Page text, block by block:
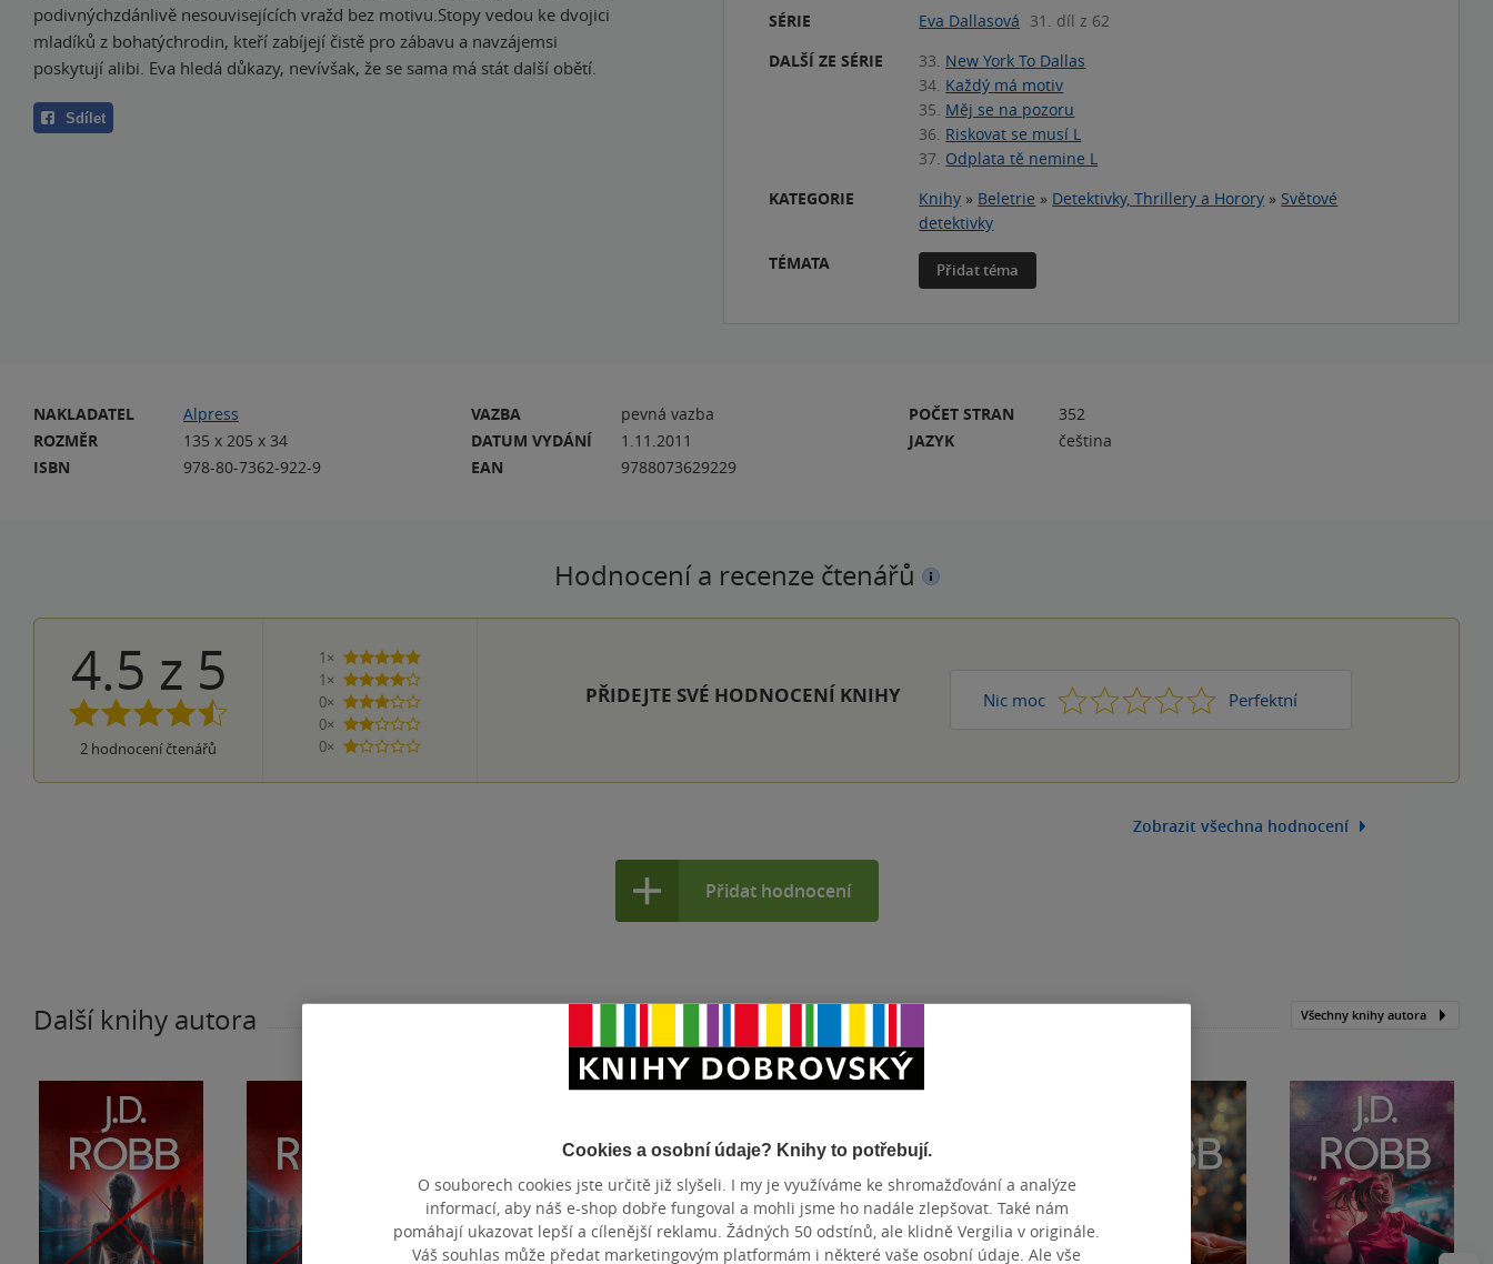
podivnýchzdánlivě nesouvisejících vražd bez motivu.Stopy vedou ke dvojici
mladíků z bohatýchrodin, kteří zabíjejí čistě pro zábavu a navzájemsi
poskytují alibi. Eva hledá důkazy, nevívšak, že se sama má stát další obětí.
Sdílet
SÉRIE Eva Dallasová 31. díl z 62
DALŠÍ ZE SÉRIE
33. New York To Dallas
34. Každý má motiv
35. Měj se na pozoru
36. Riskovat se musí L
37. Odplata tě nemine L
KATEGORIE
Knihy » Beletrie » Detektivky, Thrillery a Horory » Světové
detektivky
TÉMATA
Přidat téma
NAKLADATEL
Alpress
ROZMĚR
135 x 205 x 34
ISBN
978-80-7362-922-9
VAZBA
pevná vazba
DATUM VYDÁNÍ
1.11.2011
EAN
9788073629229
POČET STRAN
352
JAZYK
čeština
Hodnocení a recenze čtenářů
4.5 z 5
2 hodnocení čtenářů
1×
5 hvězdiček
1×
4 hvězdičky
0×
3 hvězdičky
0×
2 hvězdičky
0×
1 hvezdička
PŘIDEJTE SVÉ HODNOCENÍ KNIHY Nic moc 1 2 3 4 Perfektní
5
Zobrazit všechna hodnocení
Přidat hodnocení
Další knihy autora Všechny knihy autora
Cookies a osobní údaje? Knihy to potřebují.
O souborech cookies jste určitě již slyšeli. I my je využíváme ke shromažďování a analýze
informací, aby náš e-shop dobře fungoval a mohli jsme ho nadále zlepšovat. Také nám
pomáhají ukazovat lepší a cílenější reklamu. Žádných 50 odstínů, ale klidně Vergilia v originále.
Váš souhlas může předat marketingovým platformám i některé vaše osobní údaje. Ale vše